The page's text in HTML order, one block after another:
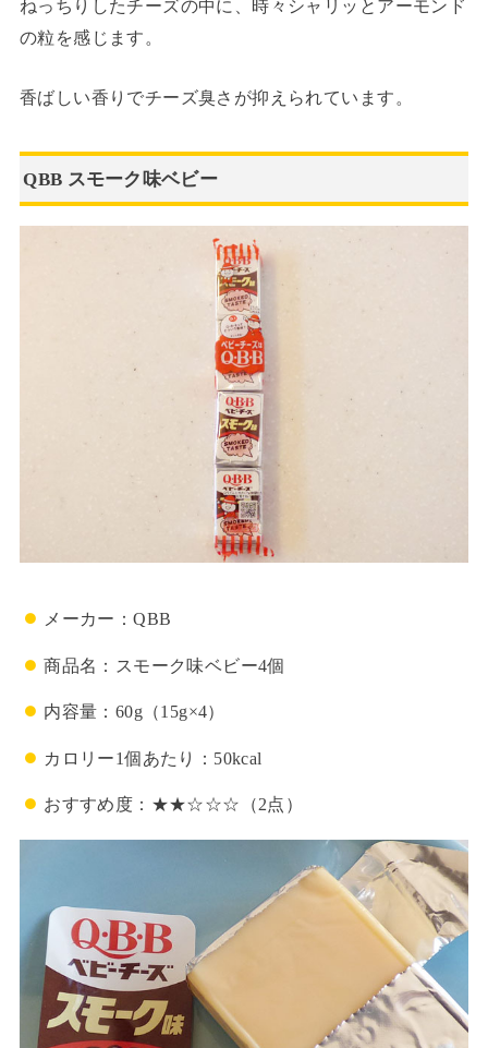
ねっちりしたチーズの中に、時々シャリッとアーモンド
の粒を感じます。
香ばしい香りでチーズ臭さが抑えられています。
QBB スモーク味ベビー
メーカー：QBB
商品名：スモーク味ベビー4個
内容量：60g（15g×4）
カロリー1個あたり：50kcal
おすすめ度：★★☆☆☆（2点）